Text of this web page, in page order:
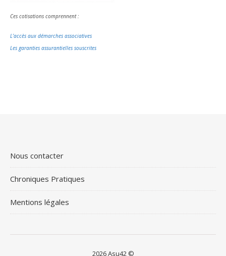
Ces cotisations comprennent :
L’accès aux démarches associatives
Les garanties assurantielles souscrites
Nous contacter
Chroniques Pratiques
Mentions légales
2026 Asu42 ©